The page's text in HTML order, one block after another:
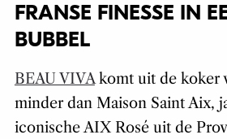
FRANSE FINESSE IN
BUBBEL
BEAU VIVAkomt uit de koker
minder dan Maison Saint Aix,
iconische AIX Rosé uit de